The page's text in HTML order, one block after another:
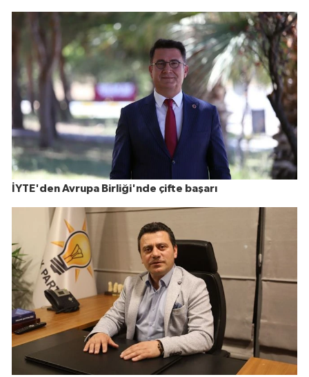
İYTE'den Avrupa Birliği'nde çifte başarı